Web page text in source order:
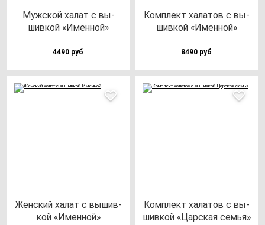
Муж­ской ха­лат с вы­
шив­кой «Имен­ной»
4490 руб
Ком­плект ха­ла­тов с вы­
шив­кой «Имен­ной»
8490 руб
Жен­ский ха­лат с вы­шив­
кой «Имен­ной»
Ком­плект ха­ла­тов с вы­
шив­кой «Цар­ская семья»